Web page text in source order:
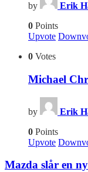
by Erik
0 Points
Upvote
0 Votes
Michael
by Erik
0 Points
Upvote
Mazda slår en